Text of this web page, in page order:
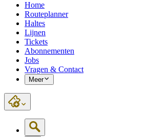
Home
Routeplanner
Haltes
Lijnen
Tickets
Abonnementen
Jobs
Vragen & Contact
Meer